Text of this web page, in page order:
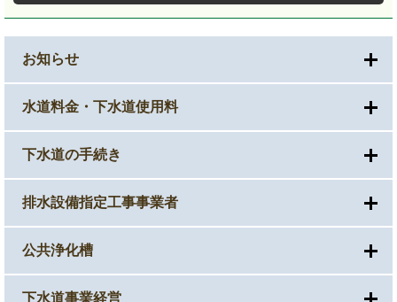
お知らせ
水道料金・下水道使用料
下水道の手続き
排水設備指定工事事業者
公共浄化槽
下水道事業経営